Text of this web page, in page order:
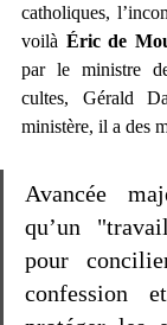
catholiques,
voilà Éric de
par le ministre
cultes, Gérald
ministère, il a des
Avancée
qu’un
pour
confession